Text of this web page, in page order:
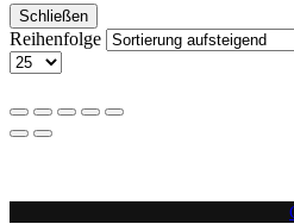
Schließen
Reihenfolge